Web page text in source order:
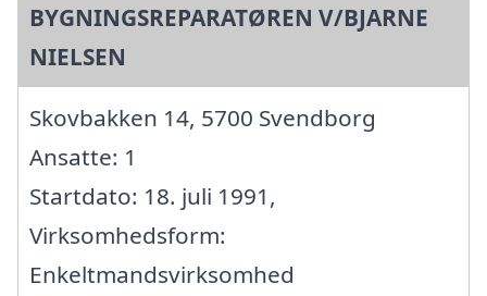
BYGNINGSREPARATØREN V/BJARNE
NIELSEN
Skovbakken 14, 5700 Svendborg
Ansatte: 1
Startdato: 18. juli 1991,
Virksomhedsform:
Enkeltmandsvirksomhed